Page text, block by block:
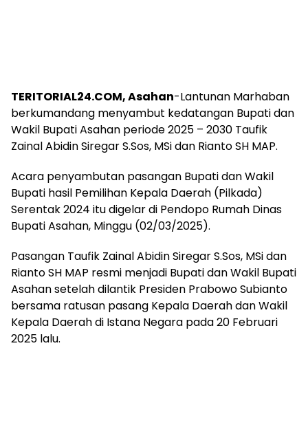
TERITORIAL24.COM, Asahan-Lantunan Marhaban
berkumandang menyambut kedatangan Bupati dan
Wakil Bupati Asahan periode 2025 – 2030 Taufik
Zainal Abidin Siregar S.Sos, MSi dan Rianto SH MAP.
Acara penyambutan pasangan Bupati dan Wakil
Bupati hasil Pemilihan Kepala Daerah (Pilkada)
Serentak 2024 itu digelar di Pendopo Rumah Dinas
Bupati Asahan, Minggu (02/03/2025).
Pasangan Taufik Zainal Abidin Siregar S.Sos, MSi dan
Rianto SH MAP resmi menjadi Bupati dan Wakil Bupati
Asahan setelah dilantik Presiden Prabowo Subianto
bersama ratusan pasang Kepala Daerah dan Wakil
Kepala Daerah di Istana Negara pada 20 Februari
2025 lalu.